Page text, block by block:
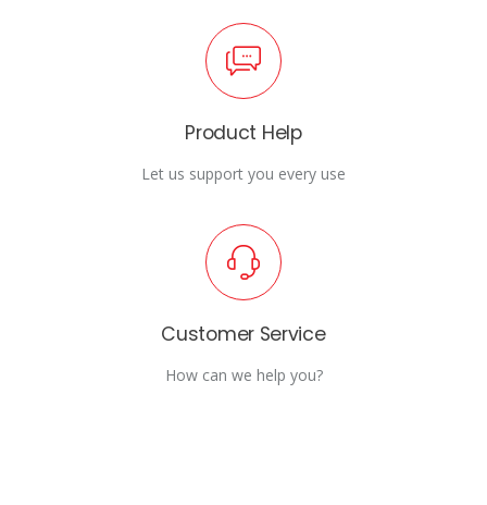
Product Help
Let us support you every use
Customer Service
How can we help you?